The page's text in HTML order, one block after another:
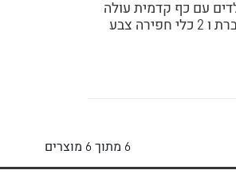
עם כף קדמית עולה
ויורדת ועגלה מתחברת ו 2 כלי חפירה צבע
6 מתוך 6 מוצרים